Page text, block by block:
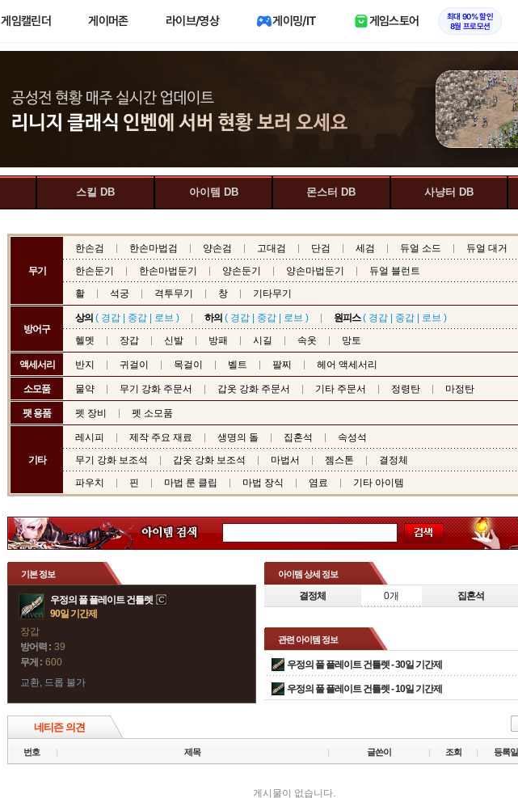
게임캘린더 게이머존 라이브/영상 게이밍/IT 게임스토어
최대 90% 할인
8월 프로모션
스킬 DB 아이템 DB 몬스터 DB 사냥터 DB
무기
한손검 한손마법검 양손검 고대검 단검 세검 듀얼 소드
듀얼 대거
한손둔기
한손마법둔기 양손둔기 양손마법둔기
듀얼 블런트
활
석궁 격투무기 창 기타무기
방어구
상의 ( 경갑 중갑 로브 ) 하의 ( 경갑 중갑 로브 ) 원피스( 경갑 중갑 로브 )
헬멧
장갑 신발 방패 시길 속옷 망토
액세서리 반지 귀걸이 목걸이 벨트 팔찌 헤어 액세서리
소모품 물약 무기 강화 주문서 갑옷 강화 주문서 기타 주문서 정령탄 마정탄
팻 용품 펫 장비 펫 소모품
기타
레시피 제작 주요 재료 생명의 돌 집혼석
속성석
무기 강화 보조석
갑옷 강화 보조석 마법서 젬스톤
결정체
파우치
핀 마법 룬 클립 마법 장식 염료 기타 아이템
기본 정보
우정의 풀 플레이트 건틀렛
90일 기간제
장갑
방어력 : 39
무게 : 600
교환, 드롭 불가
아이템 상세 정보
결정체 0개 집혼석
관련 아이템 정보
우정의 풀 플레이트 건틀렛 -30일 기간제
우정의 풀 플레이트 건틀렛 -10일 기간제
네티즌 의견
번호 제목 글쓴이 조회 등록일
게시물이 없습니다.